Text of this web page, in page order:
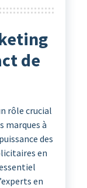
de
rôle crucial
marques à
des
en
en